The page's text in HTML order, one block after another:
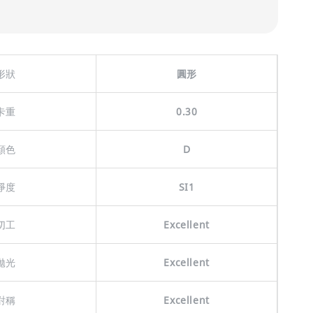
狀 圓形
重 0.30
色 D
度 SI1
工 Excellent
光 Excellent
稱 Excellent